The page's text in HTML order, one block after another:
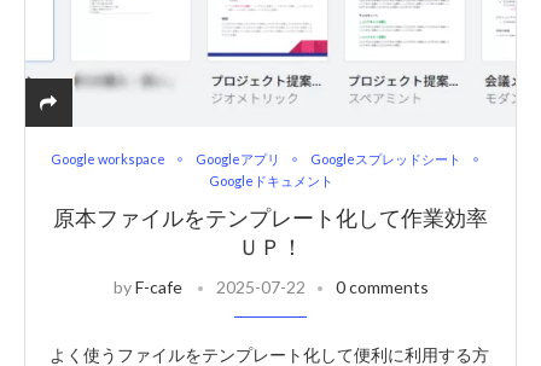
Google workspace Googleアプリ
Googleスプレッドシート
Googleドキュメント
原本ファイルをテンプレート化して作業効率
ＵＰ！
byF-cafe 2025-07-22 0 comments
よく使うファイルをテンプレート化して便利に利用する方